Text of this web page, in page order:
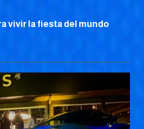
vivir la fiesta del mundo